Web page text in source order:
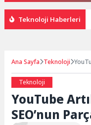
Teknoloji Haberleri
Ana Sayfa Teknoloji
Teknoloji
YouTube
SEO’nun